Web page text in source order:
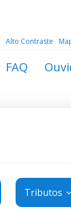
Alto Contraste
FAQ
Tributos